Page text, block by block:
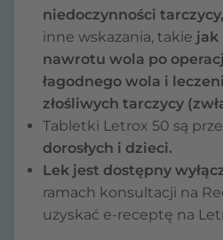
niedoczynności tarczycy,
inne wskazania, takie jak
nawrotu wola po
łagodnego wola i
złośliwych tarczycy
Tabletki Letrox 50 są
dorosłych i dzieci.
Lek jest dostępny
ramach konsultacji na
uzyskać e-receptę na